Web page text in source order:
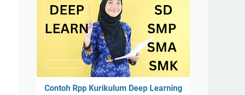
Contoh Rpp Kurikulum Deep Learning